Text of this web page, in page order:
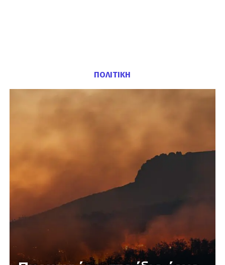
ΠΟΛΙΤΙΚΗ